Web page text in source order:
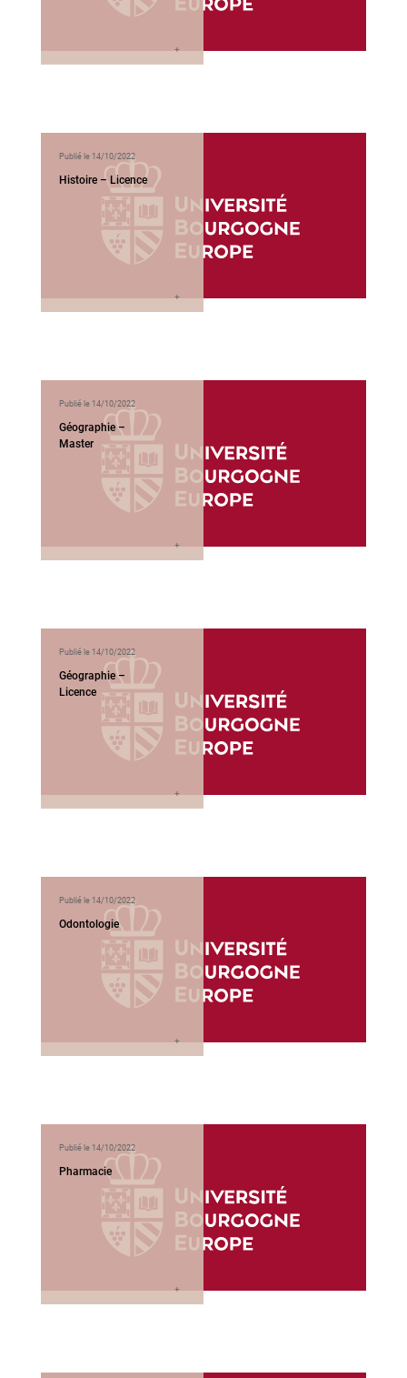
Publié le 14/10/2022
Histoire – Licence
Publié le 14/10/2022
Géographie –
Master
Publié le 14/10/2022
Géographie –
Licence
Publié le 14/10/2022
Odontologie
Publié le 14/10/2022
Pharmacie